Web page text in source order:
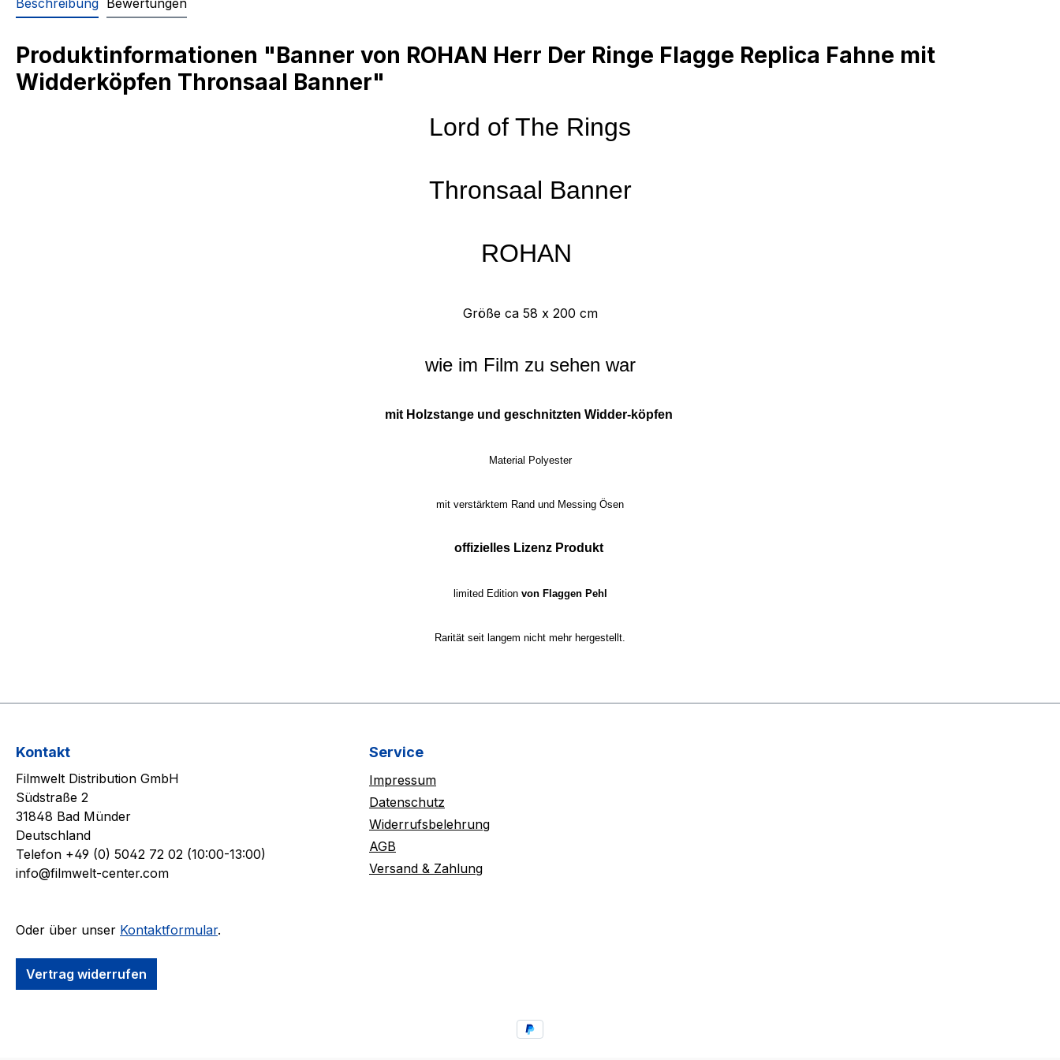
Beschreibung Bewertungen
Produktinformationen "Banner von ROHAN Herr Der Ringe Flagge Replica Fahne mit
Widderköpfen Thronsaal Banner"
Lord of The Rings
Thronsaal Banner
ROHAN
Größe ca 58 x 200 cm
wie im Film zu sehen war
mit Holzstange und geschnitzten Widder-köpfen
Material Polyester
mit verstärktem Rand und Messing Ösen
offiziellesLizenz Produkt
limited Edition von Flaggen Pehl
Rarität seit langem nicht mehr hergestellt.
Kontakt
Filmwelt Distribution GmbH
Südstraße 2
31848 Bad Münder
Deutschland
Telefon +49 (0) 5042 72 02 (10:00-13:00)
info@filmwelt-center.com
Oder über unser Kontaktformular.
Vertrag widerrufen
Service
Impressum
Datenschutz
Widerrufsbelehrung
AGB
Versand & Zahlung